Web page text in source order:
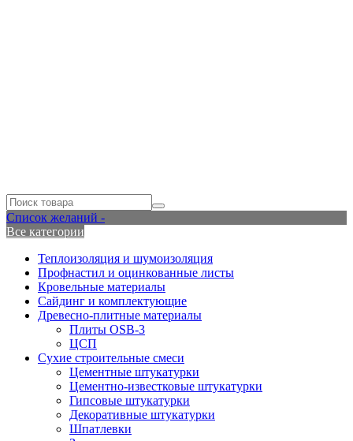
Список желаний -
Все категории
Теплоизоляция и шумоизоляция
Профнастил и оцинкованные листы
Кровельные материалы
Сайдинг и комплектующие
Древесно-плитные материалы
Плиты OSB-3
ЦСП
Сухие строительные смеси
Цементные штукатурки
Цементно-известковые штукатурки
Гипсовые штукатурки
Декоративные штукатурки
Шпатлевки